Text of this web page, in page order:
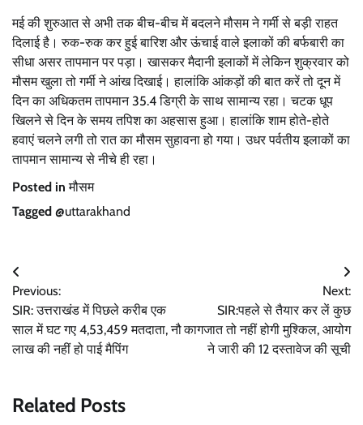
मई की शुरुआत से अभी तक बीच-बीच में बदलने मौसम ने गर्मी से बड़ी राहत
दिलाई है। रुक-रुक कर हुई बारिश और ऊंचाई वाले इलाकों की बर्फबारी का
सीधा असर तापमान पर पड़ा। खासकर मैदानी इलाकों में लेकिन शुक्रवार को
मौसम खुला तो गर्मी ने आंख दिखाई। हालांकि आंकड़ों की बात करें तो दून में
दिन का अधिकतम तापमान 35.4 डिग्री के साथ सामान्य रहा। चटक धूप
खिलने से दिन के समय तपिश का अहसास हुआ। हालांकि शाम होते-होते
हवाएं चलने लगी तो रात का मौसम सुहावना हो गया। उधर पर्वतीय इलाकों का
तापमान सामान्य से नीचे ही रहा।
Posted inमौसम
Tagged @uttarakhand
Post
navigation
Previous:
SIR: उत्तराखंड में पिछले करीब एक
साल में घट गए 4,53,459 मतदाता, नौ
लाख की नहीं हो पाई मैपिंग
Next:
SIR:पहले से तैयार कर लें कुछ
कागजात तो नहीं होगी मुश्किल, आयोग
ने जारी की 12 दस्तावेज की सूची
Related Posts